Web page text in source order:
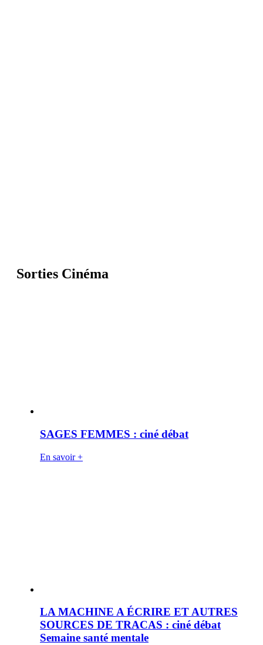
Sorties Cinéma
SAGES FEMMES : ciné débat
En savoir +
LA MACHINE A ÉCRIRE ET AUTRES
SOURCES DE TRACAS : ciné débat
Semaine santé mentale